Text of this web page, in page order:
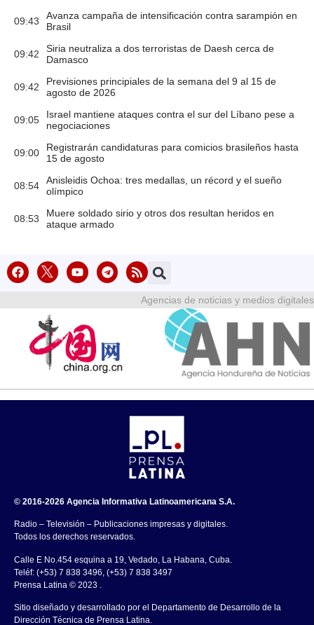
09:43
Avanza campaña de intensificación contra sarampión en
Brasil
09:42
Siria neutraliza a dos terroristas de Daesh cerca de
Damasco
09:42
Previsiones principiales de la semana del 9 al 15 de
agosto de 2026
09:05
Israel mantiene ataques contra el sur del Líbano pese a
negociaciones
09:00
Registrarán candidaturas para comicios brasileños hasta
15 de agosto
08:54
Anisleidis Ochoa: tres medallas, un récord y el sueño
olímpico
08:53
Muere soldado sirio y otros dos resultan heridos en
ataque armado
Agencias de noticias y medios digitales
© 2016-2026 Agencia Informativa Latinoamericana S.A.
Radio – Televisión – Publicaciones impresas y digitales.
Todos los derechos reservados.
Calle E No.454 esquina a 19, Vedado, La Habana, Cuba.
Teléf: (+53) 7 838 3496, (+53) 7 838 3497
Prensa Latina © 2023 .
Sitio diseñado y desarrollado por el Departamento de Desarrollo de la
Dirección Técnica de Prensa Latina.